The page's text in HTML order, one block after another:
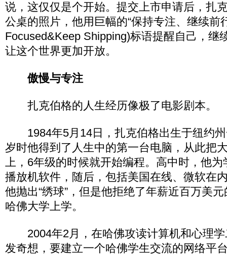
说，这仅仅是个开始。提交上市申请后，扎
公桌的照片，他用巨幅的“保持专注、继续前
Focused&Keep Shipping)标语提醒自己，继
让这个世界更加开放。
傲慢与专注
扎克伯格的人生经历像极了电影剧本。
1984年5月14日，扎克伯格出生于纽约州
岁时他得到了人生中的第一台电脑，从此把
上，6年级的时候就开始编程。高中时，他
播放机软件，随后，包括美国在线、微软在
他抛出“绣球”，但是他拒绝了年薪近百万美
哈佛大学上学。
2004年2月，在哈佛攻读计算机和心理学
发奇想，要建立一个哈佛学生交流的网络平